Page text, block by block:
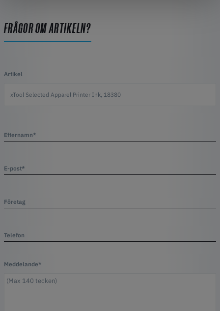
FRÅGOR OM ARTIKELN?
Artikel
Efternamn*
E-post*
Företag
Telefon
Meddelande*